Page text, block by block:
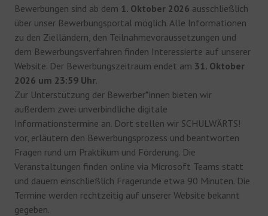
Bewerbungen sind ab dem 1. Oktober 2026 ausschließlich
über unser Bewerbungsportal möglich. Alle Informationen
zu den Zielländern, den Teilnahmevoraussetzungen und
dem Bewerbungsverfahren finden Interessierte auf unserer
Website. Der Bewerbungszeitraum endet am 31. Oktober
2026 um 23:59 Uhr.
Zur Unterstützung der Bewerber*innen bieten wir
außerdem zwei unverbindliche digitale
Informationstermine an. Dort stellen wir SCHULWÄRTS!
vor, erläutern den Bewerbungsprozess und beantworten
Fragen rund um Praktikum und Förderung. Die
Veranstaltungen finden online via Microsoft Teams statt
und dauern einschließlich Fragerunde etwa 90 Minuten. Die
Termine werden rechtzeitig auf unserer Website bekannt
gegeben.